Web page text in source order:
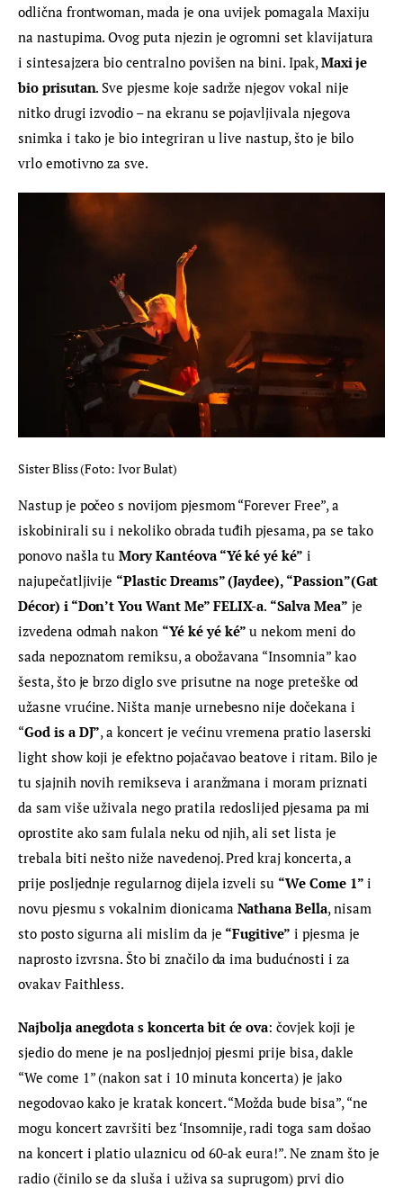
odlična frontwoman, mada je ona uvijek pomagala Maxiju
na nastupima. Ovog puta njezin je ogromni set klavijatura
i sintesajzera bio centralno povišen na bini. Ipak, Maxi je
bio prisutan. Sve pjesme koje sadrže njegov vokal nije
nitko drugi izvodio – na ekranu se pojavljivala njegova
snimka i tako je bio integriran u live nastup, što je bilo
vrlo emotivno za sve.
Sister Bliss (Foto: Ivor Bulat)
Nastup je počeo s novijom pjesmom “Forever Free”, a
iskobinirali su i nekoliko obrada tuđih pjesama, pa se tako
ponovo našla tu Mory Kantéova “Yé ké yé ké” i
najupečatljivije “Plastic Dreams” (Jaydee), “Passion”(Gat
Décor) i “Don’t You Want Me” FELIX-a. “Salva Mea” je
izvedena odmah nakon “Yé ké yé ké” u nekom meni do
sada nepoznatom remiksu, a obožavana “Insomnia” kao
šesta, što je brzo diglo sve prisutne na noge preteške od
užasne vrućine. Ništa manje urnebesno nije dočekana i
“God is a DJ”, a koncert je većinu vremena pratio laserski
light show koji je efektno pojačavao beatove i ritam. Bilo je
tu sjajnih novih remikseva i aranžmana i moram priznati
da sam više uživala nego pratila redoslijed pjesama pa mi
oprostite ako sam fulala neku od njih, ali set lista je
trebala biti nešto niže navedenoj. Pred kraj koncerta, a
prije posljednje regularnog dijela izveli su “We Come 1” i
novu pjesmu s vokalnim dionicama Nathana Bella, nisam
sto posto sigurna ali mislim da je “Fugitive” i pjesma je
naprosto izvrsna. Što bi značilo da ima budućnosti i za
ovakav Faithless.
Najbolja anegdota s koncerta bit će ova: čovjek koji je
sjedio do mene je na posljednjoj pjesmi prije bisa, dakle
“We come 1” (nakon sat i 10 minuta koncerta) je jako
negodovao kako je kratak koncert. “Možda bude bisa”, “ne
mogu koncert završiti bez ‘Insomnije, radi toga sam došao
na koncert i platio ulaznicu od 60-ak eura!”. Ne znam što je
radio (činilo se da sluša i uživa sa suprugom) prvi dio